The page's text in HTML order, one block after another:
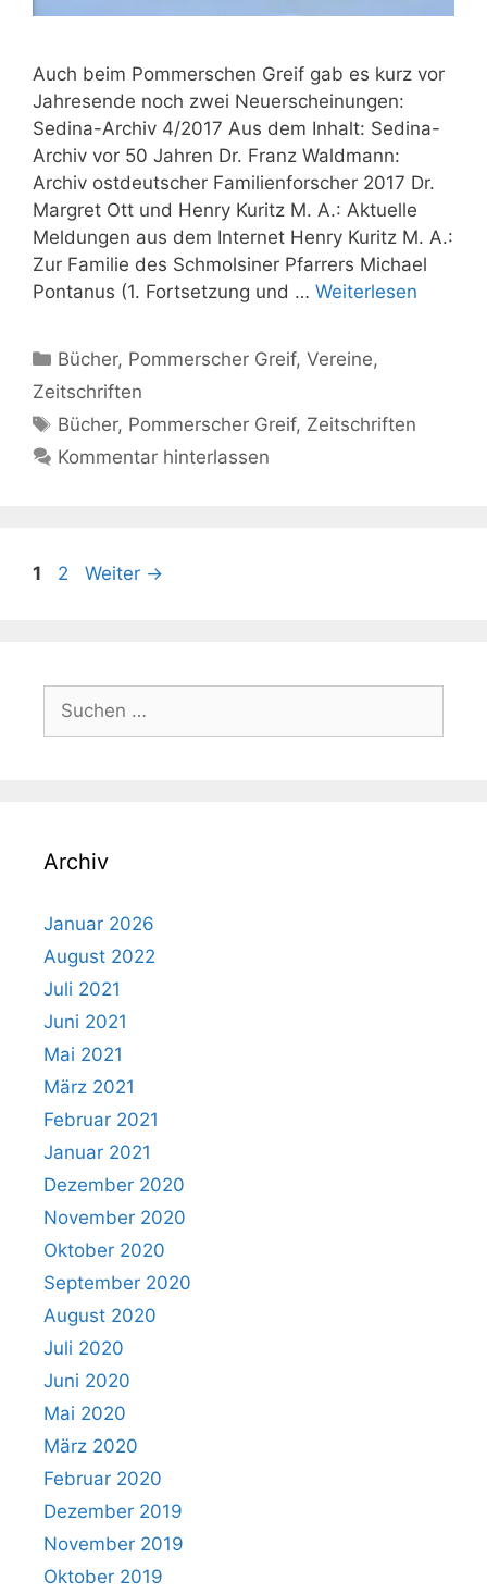
Auch beim Pommerschen Greif gab es kurz vor
Jahresende noch zwei Neuerscheinungen:
Sedina-Archiv 4/2017 Aus dem Inhalt: Sedina-
Archiv vor 50 Jahren Dr. Franz Waldmann:
Archiv ostdeutscher Familienforscher 2017 Dr.
Margret Ott und Henry Kuritz M. A.: Aktuelle
Meldungen aus dem Internet Henry Kuritz M. A.:
Zur Familie des Schmolsiner Pfarrers Michael
Pontanus (1. Fortsetzung und … Weiterlesen
Kategorien
Bücher, Pommerscher Greif,Vereine,
Zeitschriften
Schlagwörter
Bücher, Pommerscher Greif, Zeitschriften
Kommentar hinterlassen
Seite
1 Seite
2 Weiter →
Suchen
nach:
Archiv
Januar 2026
August 2022
Juli 2021
Juni 2021
Mai 2021
März 2021
Februar 2021
Januar 2021
Dezember 2020
November 2020
Oktober 2020
September 2020
August 2020
Juli 2020
Juni 2020
Mai 2020
März 2020
Februar 2020
Dezember 2019
November 2019
Oktober 2019